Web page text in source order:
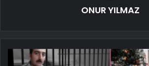
ONUR YILMAZ